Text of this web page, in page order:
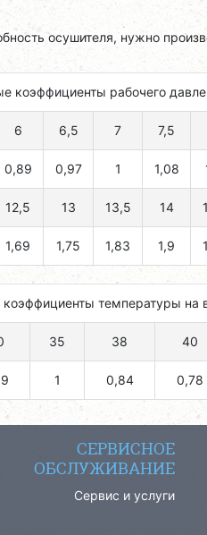
осушителя, нужно
коэффициенты рабочего
6 6,5 7 7,5
0,89 0,97 1 1,08
12,5 13 13,5 14
1,69 1,75 1,83 1,9
температуры на
35 38 40
1 0,84 0,78
СЕРВИСНОЕ
ОБСЛУЖИВАНИЕ
Сервис и услуги